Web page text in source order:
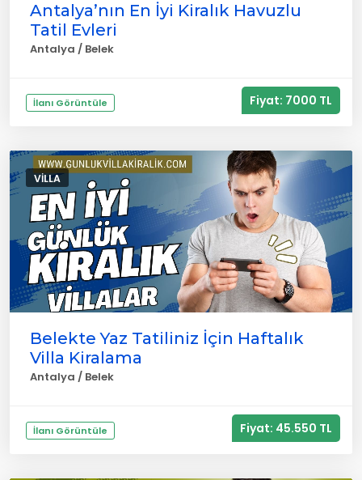
Antalya’nın En İyi Kiralık Havuzlu
Tatil Evleri
Antalya / Belek
İlanı Görüntüle Fiyat: 7000 TL
VILLA
Belekte Yaz Tatiliniz İçin Haftalık
Villa Kiralama
Antalya / Belek
İlanı Görüntüle Fiyat: 45.550 TL